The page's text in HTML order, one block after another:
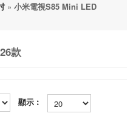
» 小米電視S85 Mini LED
款
顯示︰